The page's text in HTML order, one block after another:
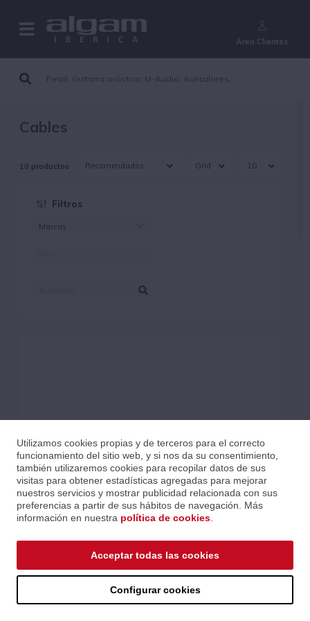
Área Clientes
Cables
10 productos
Filtros
Marcas
AKG MK-HS STUDIO D, CABLE CONECTOR XLR-JACK
Ref.: AKG2955H00500
Código EAN 885038028758
Precios al iniciar sesión.
Utilizamos cookies propias y de terceros para el correcto
funcionamiento del sitio web, y si nos da su consentimiento,
también utilizaremos cookies para recopilar datos de sus
visitas para obtener estadísticas agregadas para mejorar
nuestros servicios y mostrar publicidad relacionada con sus
preferencias a partir de sus hábitos de navegación. Más
información en nuestra política de cookies
Configurar cookies
Acceptar todas las cookies